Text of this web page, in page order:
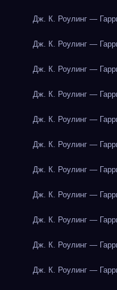
Дж. К. Роулинг —
Дж. К. Роулинг —
Дж. К. Роулинг —
Дж. К. Роулинг —
Дж. К. Роулинг —
Дж. К. Роулинг —
Дж. К. Роулинг —
Дж. К. Роулинг —
Дж. К. Роулинг —
Дж. К. Роулинг —
Дж. К. Роулинг —